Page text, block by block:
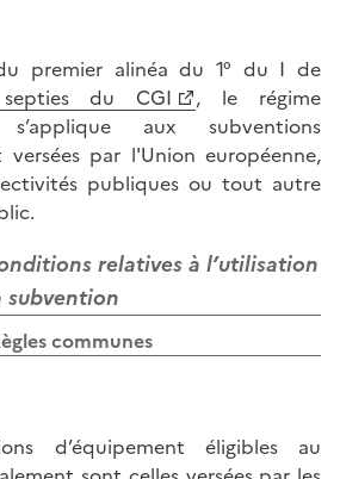
premier alinéa du 1° du I de
du CGI
, le régime
s’applique aux subventions
versées par l'Union européenne,
publiques ou tout autre
relatives à l’utilisation
subvention
communes
d’équipement éligibles au